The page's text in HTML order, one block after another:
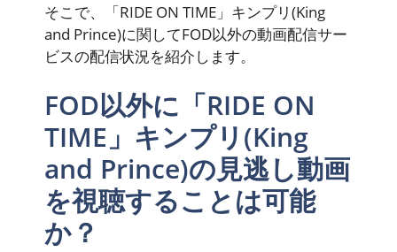
そこで、「RIDE ON TIME」キンプリ(King
and Prince)に関してFOD以外の動画配信サー
ビスの配信状況を紹介します。
FOD以外に「RIDE ON
TIME」キンプリ(King
and Prince)の見逃し動画
を視聴することは可能
か？